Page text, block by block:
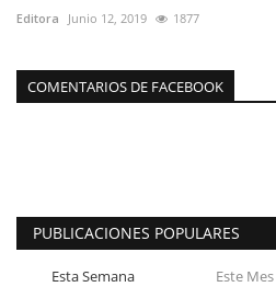
Editora Junio 12, 2019 1877
COMENTARIOS DE FACEBOOK
PUBLICACIONES POPULARES
Esta Semana Este Mes